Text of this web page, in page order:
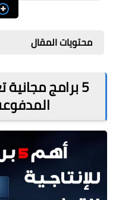
محتويات المقال
5 برامج